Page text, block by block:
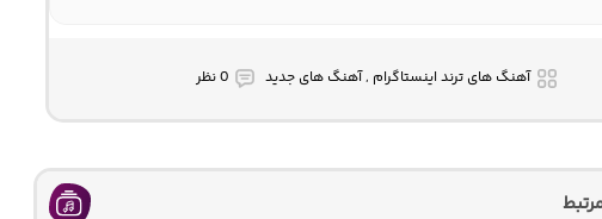
آهنگ های ترند اینستاگرام , آهنگ های جدید 0 نظر